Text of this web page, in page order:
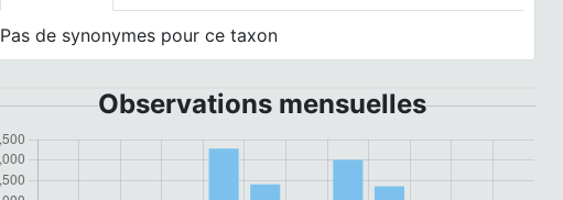
Pas de synonymes pour ce taxon
Observations mensuelles